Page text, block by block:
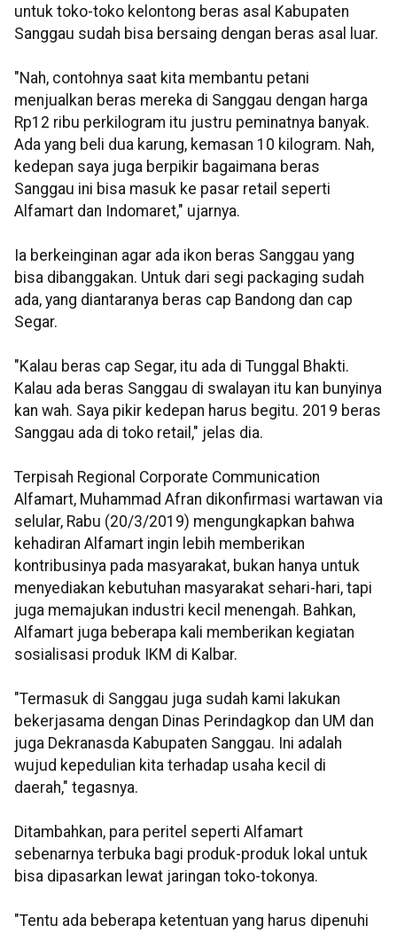
untuk toko-toko kelontong beras asal Kabupaten
Sanggau sudah bisa bersaing dengan beras asal luar.
"Nah, contohnya saat kita membantu petani
menjualkan beras mereka di Sanggau dengan harga
Rp12 ribu perkilogram itu justru peminatnya banyak.
Ada yang beli dua karung, kemasan 10 kilogram. Nah,
kedepan saya juga berpikir bagaimana beras
Sanggau ini bisa masuk ke pasar retail seperti
Alfamart dan Indomaret," ujarnya.
Ia berkeinginan agar ada ikon beras Sanggau yang
bisa dibanggakan. Untuk dari segi packaging sudah
ada, yang diantaranya beras cap Bandong dan cap
Segar.
"Kalau beras cap Segar, itu ada di Tunggal Bhakti.
Kalau ada beras Sanggau di swalayan itu kan bunyinya
kan wah. Saya pikir kedepan harus begitu. 2019 beras
Sanggau ada di toko retail," jelas dia.
Terpisah Regional Corporate Communication
Alfamart, Muhammad Afran dikonfirmasi wartawan via
selular, Rabu (20/3/2019) mengungkapkan bahwa
kehadiran Alfamart ingin lebih memberikan
kontribusinya pada masyarakat, bukan hanya untuk
menyediakan kebutuhan masyarakat sehari-hari, tapi
juga memajukan industri kecil menengah. Bahkan,
Alfamart juga beberapa kali memberikan kegiatan
sosialisasi produk IKM di Kalbar.
"Termasuk di Sanggau juga sudah kami lakukan
bekerjasama dengan Dinas Perindagkop dan UM dan
juga Dekranasda Kabupaten Sanggau. Ini adalah
wujud kepedulian kita terhadap usaha kecil di
daerah," tegasnya.
Ditambahkan, para peritel seperti Alfamart
sebenarnya terbuka bagi produk-produk lokal untuk
bisa dipasarkan lewat jaringan toko-tokonya.
"Tentu ada beberapa ketentuan yang harus dipenuhi